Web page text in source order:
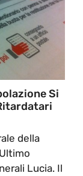
Si
della
Lucia. Il